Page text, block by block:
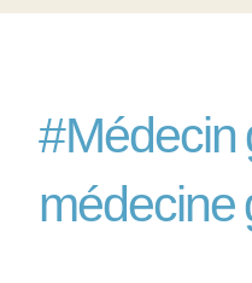
#Médecin
médecine